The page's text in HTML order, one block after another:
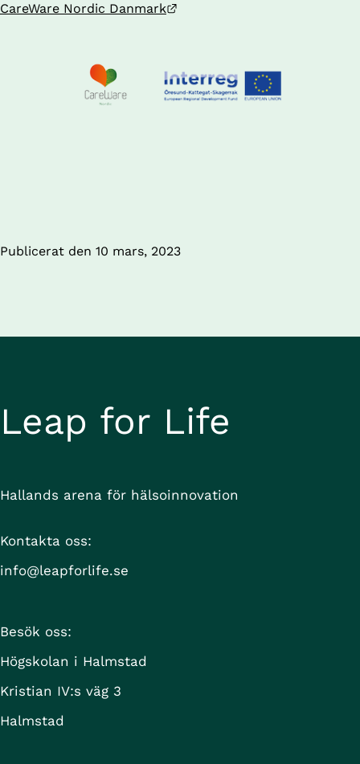
CareWare Nordic Danmark
Publicerat den 10 mars, 2023
Leap for Life
Hallands arena för hälsoinnovation
Kontakta oss:
info@leapforlife.se
Besök oss:
Högskolan i Halmstad
Kristian IV:s väg 3
Halmstad